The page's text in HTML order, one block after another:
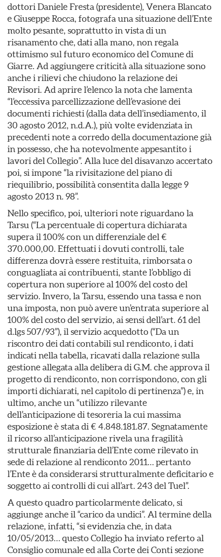
dottori Daniele Fresta (presidente), Venera Blancato
e Giuseppe Rocca, fotografa una situazione dell’Ente
molto pesante, soprattutto in vista di un
risanamento che, dati alla mano, non regala
ottimismo sul futuro economico del Comune di
Giarre. Ad aggiungere criticità alla situazione sono
anche i rilievi che chiudono la relazione dei
Revisori. Ad aprire l’elenco la nota che lamenta
“l’eccessiva parcellizzazione dell’evasione dei
documenti richiesti (dalla data dell’insediamento, il
30 agosto 2012, n.d.A.), più volte evidenziata in
precedenti note a corredo della documentazione già
in possesso, che ha notevolmente appesantito i
lavori del Collegio”. Alla luce del disavanzo accertato
poi, si impone “la rivisitazione del piano di
riequilibrio, possibilità consentita dalla legge 9
agosto 2013 n. 98”.
Nello specifico, poi, ulteriori note riguardano la
Tarsu (“La percentuale di copertura dichiarata
supera il 100% con un differenziale del €
370.000,00. Effettuati i dovuti controlli, tale
differenza dovrà essere restituita, rimborsata o
conguagliata ai contribuenti, stante l’obbligo di
copertura non superiore al 100% del costo del
servizio. Invero, la Tarsu, essendo una tassa e non
una imposta, non può avere un’entrata superiore al
100% del costo del servizio, ai sensi dell’art. 61 del
d.lgs 507/93”), il servizio acquedotto (“Da un
riscontro dei dati contabili sul rendiconto, i dati
indicati nella tabella, ricavati dalla relazione sulla
gestione allegata alla delibera di G.M. che approva il
progetto di rendiconto, non corrispondono, con gli
importi dichiarati, nel capitolo di pertinenza”) e, in
ultimo, anche un “utilizzo rilevante
dell’anticipazione di tesoreria la cui massima
esposizione è stata di € 4.848.181.87. Segnatamente
il ricorso all’anticipazione rivela una fragilità
strutturale finanziaria dell’Ente come rilevato in
sede di relazione al rendiconto 2011… pertanto
l’Ente è da considerarsi strutturalmente deficitario e
soggetto ai controlli di cui all’art. 243 del Tuel”.
A questo quadro particolarmente delicato, si
aggiunge anche il “carico da undici”. Al termine della
relazione, infatti, “si evidenzia che, in data
10/05/2013… questo Collegio ha inviato referto al
Consiglio comunale ed alla Corte dei Conti sezione